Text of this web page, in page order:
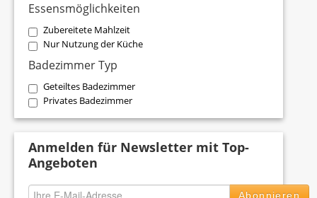
Essensmöglichkeiten
Zubereitete Mahlzeit
Nur Nutzung der Küche
Badezimmer Typ
Geteiltes Badezimmer
Privates Badezimmer
Anmelden für Newsletter mit Top-
Angeboten
Abonnieren